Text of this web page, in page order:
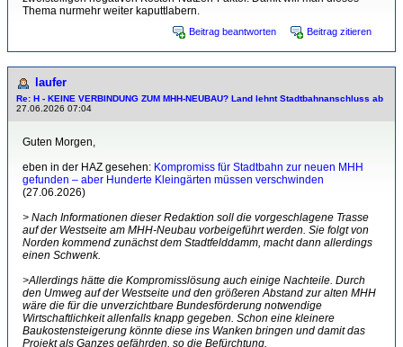
Thema nurmehr weiter kaputtlabern.
Beitrag beantworten Beitrag zitieren
laufer
Re: H - KEINE VERBINDUNG ZUM MHH-NEUBAU? Land lehnt Stadtbahnanschluss ab
27.06.2026 07:04
Guten Morgen,
eben in der HAZ gesehen: Kompromiss für Stadtbahn zur neuen MHH
gefunden – aber Hunderte Kleingärten müssen verschwinden
(27.06.2026)
> Nach Informationen dieser Redaktion soll die vorgeschlagene Trasse
auf der Westseite am MHH-Neubau vorbeigeführt werden. Sie folgt von
Norden kommend zunächst dem Stadtfelddamm, macht dann allerdings
einen Schwenk.
>Allerdings hätte die Kompromisslösung auch einige Nachteile. Durch
den Umweg auf der Westseite und den größeren Abstand zur alten MHH
wäre die für die unverzichtbare Bundesförderung notwendige
Wirtschaftlichkeit allenfalls knapp gegeben. Schon eine kleinere
Baukostensteigerung könnte diese ins Wanken bringen und damit das
Projekt als Ganzes gefährden, so die Befürchtung.